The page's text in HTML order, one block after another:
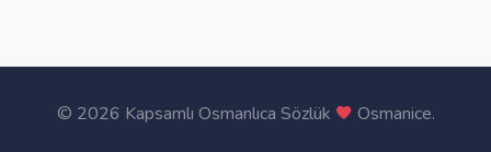
© 2026 Kapsamlı Osmanlıca Sözlük Osmanice.